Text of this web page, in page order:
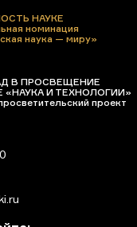
НАУКЕ
номинация
наука — миру»
В ПРОСВЕЩЕНИЕ
«НАУКА И ТЕХНОЛОГИИ»
проект